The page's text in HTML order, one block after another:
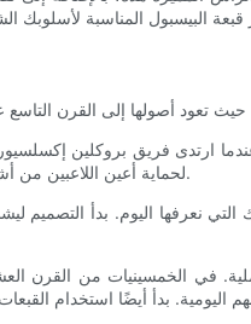
ارتدى فريق بروكلين
لحماية أعين اللاعبين من أشعة الشمس. مع تزايد شعبية لعبة البيسبول، زاد الطلب على أغطية رأس أكثر عملية ومريحة للاعبين.
نعرفها اليوم. بدأ
الخمسينيات من القرن